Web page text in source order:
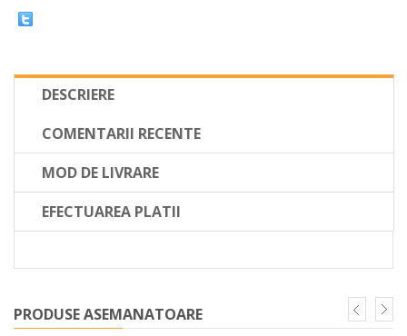
DESCRIERE
COMENTARII RECENTE
MOD DE LIVRARE
EFECTUAREA PLATII
PRODUSE ASEMANATOARE